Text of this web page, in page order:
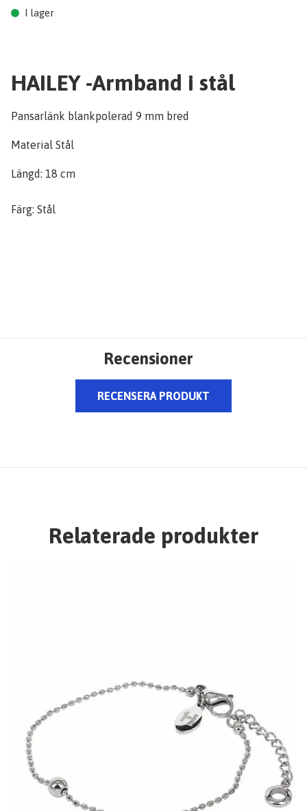
I lager
HAILEY -Armband i stål
Pansarlänk blankpolerad 9 mm bred
Material Stål
Längd: 18 cm
Färg: Stål
Recensioner
RECENSERA PRODUKT
Relaterade produkter